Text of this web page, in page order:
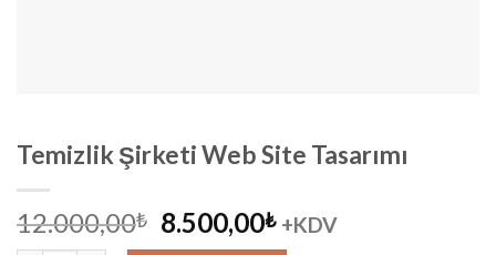
Temizlik Şirketi Web Site Tasarımı
12.000,00₺ Orijinal
fiyat:
8.500,00₺Şu
andaki
+KDV